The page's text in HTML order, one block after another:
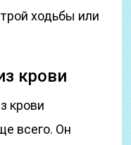
ходьбы или
крови
крови
всего. Он